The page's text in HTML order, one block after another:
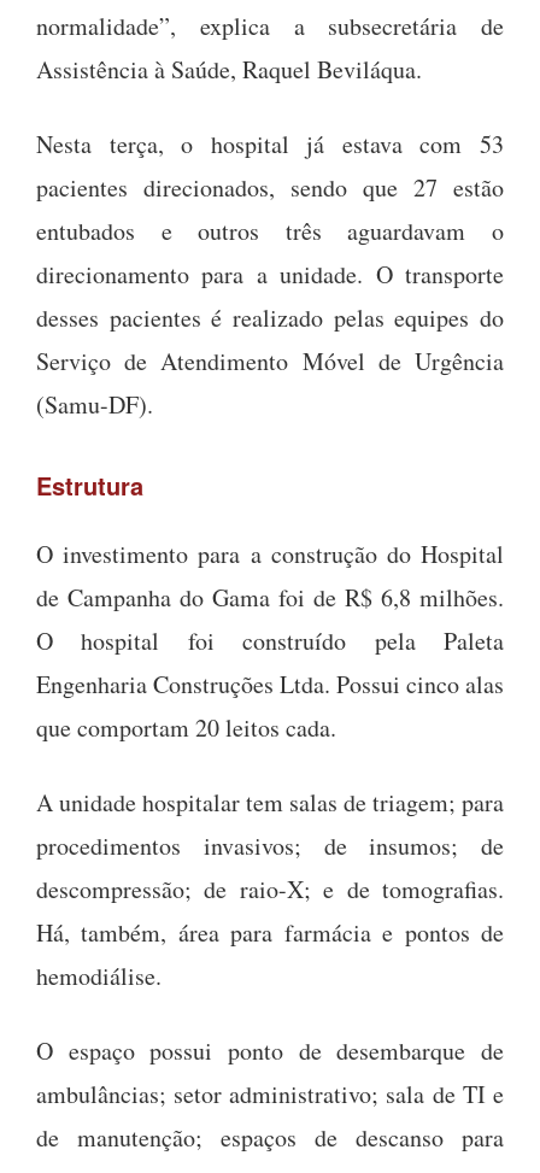
normalidade”, explica a subsecretária de
Assistência à Saúde, Raquel Beviláqua.
Nesta terça, o hospital já estava com 53
pacientes direcionados, sendo que 27 estão
entubados e outros três aguardavam o
direcionamento para a unidade. O transporte
desses pacientes é realizado pelas equipes do
Serviço de Atendimento Móvel de Urgência
(Samu-DF).
Estrutura
O investimento para a construção do Hospital
de Campanha do Gama foi de R$ 6,8 milhões.
O hospital foi construído pela Paleta
Engenharia Construções Ltda. Possui cinco alas
que comportam 20 leitos cada.
A unidade hospitalar tem salas de triagem; para
procedimentos invasivos; de insumos; de
descompressão; de raio-X; e de tomografias.
Há, também, área para farmácia e pontos de
hemodiálise.
O espaço possui ponto de desembarque de
ambulâncias; setor administrativo; sala de TI e
de manutenção; espaços de descanso para